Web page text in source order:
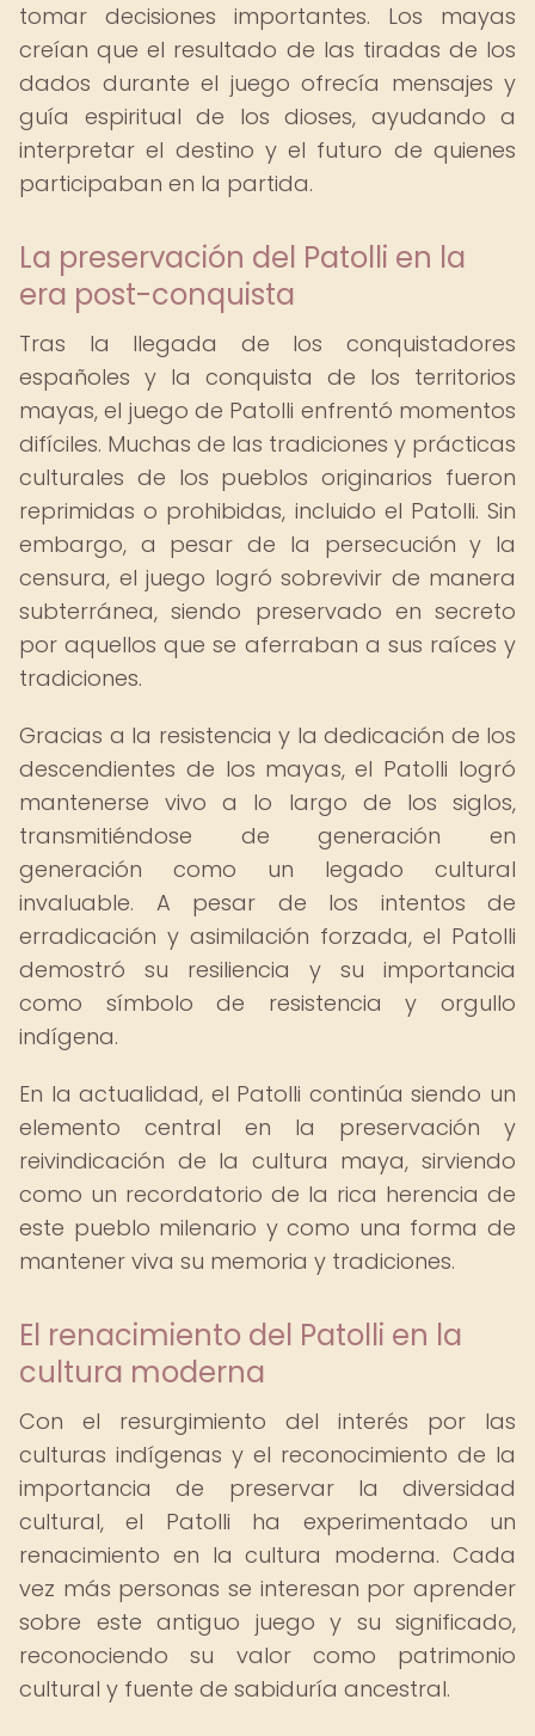
tomar decisiones importantes. Los mayas
creían que el resultado de las tiradas de los
dados durante el juego ofrecía mensajes y
guía espiritual de los dioses, ayudando a
interpretar el destino y el futuro de quienes
participaban en la partida.
La preservación del Patolli en la
era post-conquista
Tras la llegada de los conquistadores
españoles y la conquista de los territorios
mayas, el juego de Patolli enfrentó momentos
difíciles. Muchas de las tradiciones y prácticas
culturales de los pueblos originarios fueron
reprimidas o prohibidas, incluido el Patolli. Sin
embargo, a pesar de la persecución y la
censura, el juego logró sobrevivir de manera
subterránea, siendo preservado en secreto
por aquellos que se aferraban a sus raíces y
tradiciones.
Gracias a la resistencia y la dedicación de los
descendientes de los mayas, el Patolli logró
mantenerse vivo a lo largo de los siglos,
transmitiéndose de generación en
generación como un legado cultural
invaluable. A pesar de los intentos de
erradicación y asimilación forzada, el Patolli
demostró su resiliencia y su importancia
como símbolo de resistencia y orgullo
indígena.
En la actualidad, el Patolli continúa siendo un
elemento central en la preservación y
reivindicación de la cultura maya, sirviendo
como un recordatorio de la rica herencia de
este pueblo milenario y como una forma de
mantener viva su memoria y tradiciones.
El renacimiento del Patolli en la
cultura moderna
Con el resurgimiento del interés por las
culturas indígenas y el reconocimiento de la
importancia de preservar la diversidad
cultural, el Patolli ha experimentado un
renacimiento en la cultura moderna. Cada
vez más personas se interesan por aprender
sobre este antiguo juego y su significado,
reconociendo su valor como patrimonio
cultural y fuente de sabiduría ancestral.